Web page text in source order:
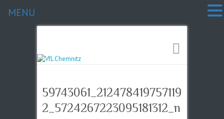
59743061_212478419757119
2_5724267223095181312_n
MENU